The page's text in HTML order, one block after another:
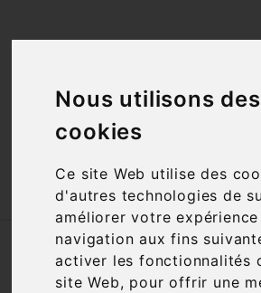
Nous utilisons des
cookies
Ce site Web utilise des
d'autres technologies de
améliorer votre
navigation aux fins
activer les fonctionnalités
site Web, pour offrir une

Accueil Vins
Comté Tolosan